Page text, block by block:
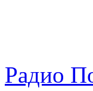
Радио